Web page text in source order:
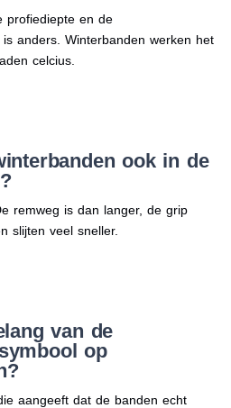
profiediepte en de
anders. Winterbanden werken het
celcius.
ook in de
remweg is dan langer, de grip
slijten veel sneller.
van de
op
aangeeft dat de banden echt